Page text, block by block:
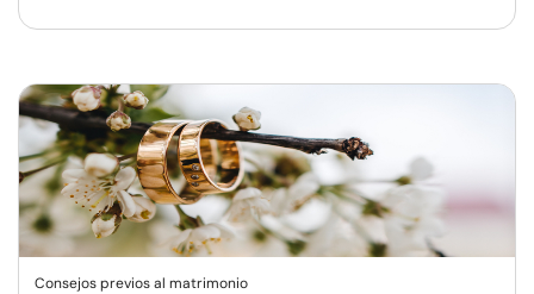
Consejos previos al matrimonio